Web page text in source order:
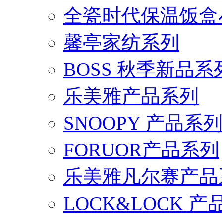
全瓷时代保温饭
馨亭家纺系列
BOSS 秋季新品系
乐美雅产品系列
SNOOPY 产品系列
FORUOR产品系列
乐美雅凡尔赛产
LOCK&LOCK 产